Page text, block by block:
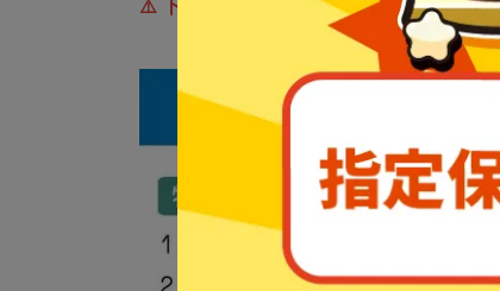
⚠️ 下標及結帳前，請先確認尺寸及商品顏